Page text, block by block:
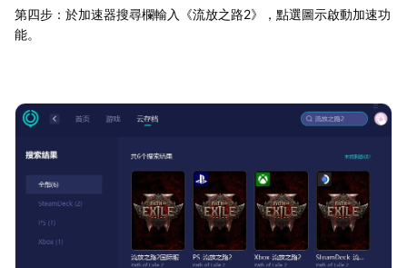
第四步：於加速器搜尋欄輸入《流放之路2》，點選圖示啟動加速功
能。